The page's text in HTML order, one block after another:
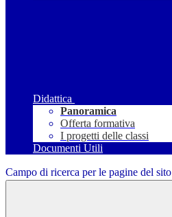
Didattica
Panoramica
Offerta formativa
I progetti delle classi
Documenti Utili
Campo di ricerca per le pagine del sito